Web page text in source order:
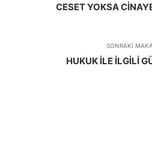
CESET YOKSA
SONRAKI
HUKUK İLE İLGİLİ